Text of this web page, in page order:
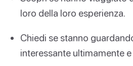
loro della loro esperienza.
Chiedi se stanno
interessante ultimamente